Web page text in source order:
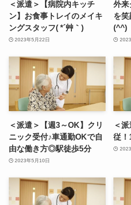
＜派遣＞【病院内キッチ
ン】お食事トレイのメイキ
ングスタッフ( *´艸｀)
2023年5月22日
外来
を
(^^)
＜派遣＞【週3～OK】クリ
ニック受付♪車通勤OKで自
由な働き方◎駅徒歩5分
2023年5月10日
＜
従！